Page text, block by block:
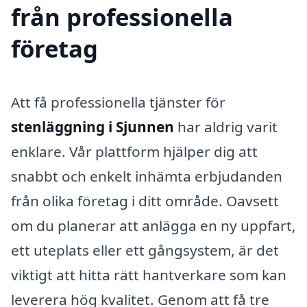
från professionella
företag
Att få professionella tjänster för
stenläggning i Sjunnen har aldrig varit
enklare. Vår plattform hjälper dig att
snabbt och enkelt inhämta erbjudanden
från olika företag i ditt område. Oavsett
om du planerar att anlägga en ny uppfart,
ett uteplats eller ett gångsystem, är det
viktigt att hitta rätt hantverkare som kan
leverera hög kvalitet. Genom att få tre